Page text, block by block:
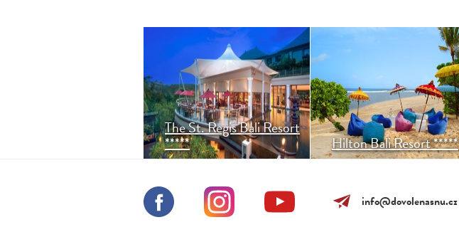
The St. Regis Bali Resort
*****
The St. Regis Bali leží na
nejlepší části pláže Nusa
Dua a kombinuje nádherná
panoramata moře a zahrad.
Nechte se hýčkat
proslulým butler servisem.
Hilton Bali Resort *****
Hilton Bali Resort leží na
útesu s panoramatickým
výhledem na oceán a na
soukromou pláž Sawangan
(Nikko), jednu z nejhezčích
na Bali.
info@dovolenasnu.cz